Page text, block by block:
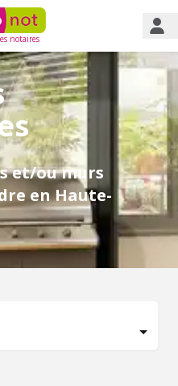
notaires
et/ou murs
en Haute-